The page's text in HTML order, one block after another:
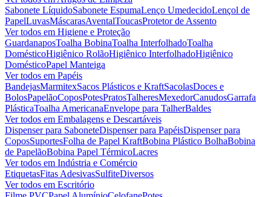
Sabonete LíquidoSabonete EspumaLenço UmedecidoLençol de
PapelLuvasMáscarasAventalToucasProtetor de Assento
Ver todos em Higiene e Proteção
GuardanaposToalha BobinaToalha InterfolhadoToalha
DomésticoHigiênico RolãoHigiênico InterfolhadoHigiênico
DomésticoPapel Manteiga
Ver todos em Papéis
BandejasMarmitexSacos Plásticos e KraftSacolasDoces e
BolosPapelãoCoposPotesPratosTalheresMexedorCanudosGarrafa
PlásticaToalha AmericanaEnvelope para TalherBaldes
Ver todos em Embalagens e Descartáveis
Dispenser para SaboneteDispenser para PapéisDispenser para
CoposSuportesFolha de Papel KraftBobina Plástico BolhaBobina
de PapelãoBobina Papel TérmicoLacres
Ver todos em Indústria e Comércio
EtiquetasFitas AdesivasSulfiteDiversos
Ver todos em Escritório